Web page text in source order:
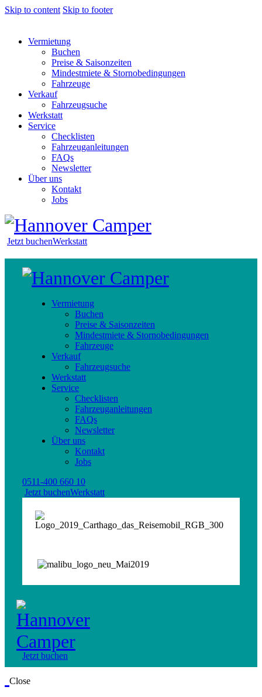
Skip to content Skip to footer
Vermietung
Buchen
Preise & Saisonzeiten
Mindestmiete & Stornobedingungen
Fahrzeuge
Verkauf
Fahrzeugsuche
Werkstatt
Service
Checklisten
Fahrzeuganleitungen
FAQs
Newsletter
Über uns
Kontakt
Jobs
Jetzt buchenWerkstatt
Vermietung
Buchen
Preise & Saisonzeiten
Mindestmiete & Stornobedingungen
Fahrzeuge
Verkauf
Fahrzeugsuche
Werkstatt
Service
Checklisten
Fahrzeuganleitungen
FAQs
Newsletter
Über uns
Kontakt
Jobs
0511-400 660 10
Jetzt buchenWerkstatt
Jetzt buchen
Close